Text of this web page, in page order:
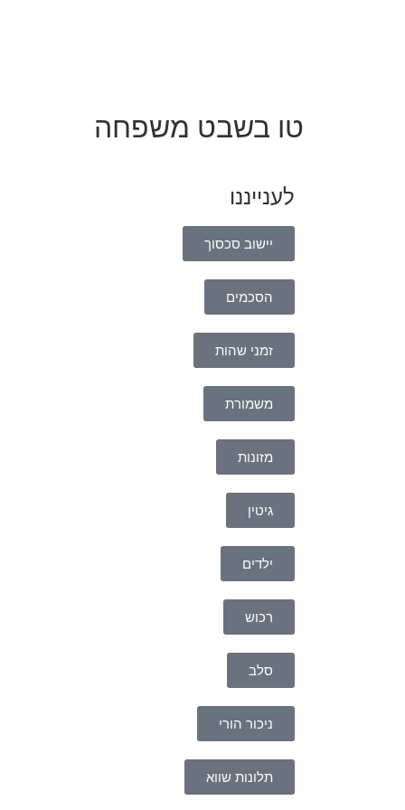
טו בשבט משפחה
לענייננו
יישוב סכסוך
הסכמים
זמני שהות
משמורת
מזונות
גיטין
ילדים
רכוש
סלב
ניכור הורי
תלונות שווא